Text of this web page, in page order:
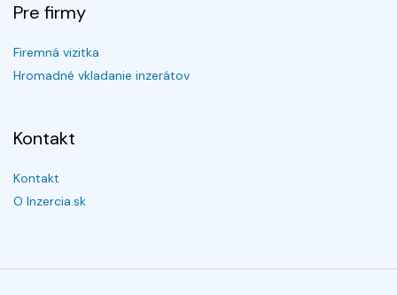
Pre firmy
Firemná vizitka
Hromadné vkladanie inzerátov
Kontakt
Kontakt
O Inzercia.sk